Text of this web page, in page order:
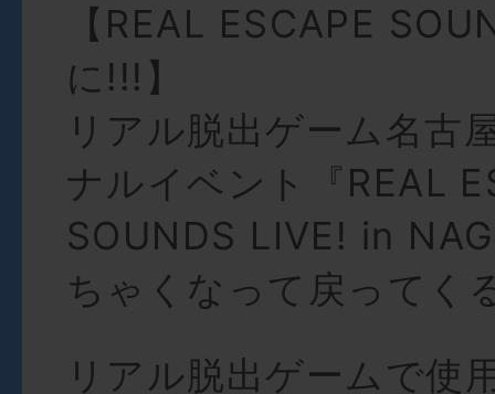
【REAL ESCAPE
に!!!】
リアル脱出ゲーム名古
ナルイベント『REAL
SOUNDS LIVE! in
ちゃくなって戻ってく
リアル脱出ゲームで使